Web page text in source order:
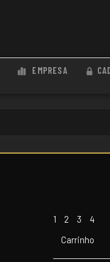
EMPRESA
1 2 3
4
Carrinho